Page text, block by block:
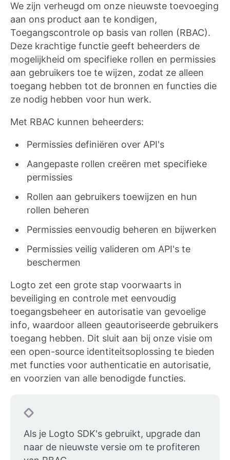
We zijn verheugd om onze nieuwste toevoeging
aan ons product aan te kondigen,
Toegangscontrole op basis van rollen (RBAC).
Deze krachtige functie geeft beheerders de
mogelijkheid om specifieke rollen en permissies
aan gebruikers toe te wijzen, zodat ze alleen
toegang hebben tot de bronnen en functies die
ze nodig hebben voor hun werk.
Met RBAC kunnen beheerders:
Permissies definiëren over API's
Aangepaste rollen creëren met specifieke
permissies
Rollen aan gebruikers toewijzen en hun
rollen beheren
Permissies eenvoudig beheren en bijwerken
Permissies veilig valideren om API's te
beschermen
Logto zet een grote stap voorwaarts in
beveiliging en controle met eenvoudig
toegangsbeheer en autorisatie van gevoelige
info, waardoor alleen geautoriseerde gebruikers
toegang hebben. Dit sluit aan bij onze visie om
een open-source identiteitsoplossing te bieden
met functies voor authenticatie en autorisatie,
en voorzien van alle benodigde functies.
Als je Logto SDK's gebruikt, upgrade dan
naar de nieuwste versie om te profiteren